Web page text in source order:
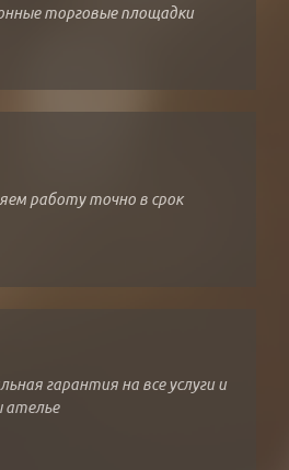
торговые площадки
работу точно в срок
гарантия на все услуги и
ателье